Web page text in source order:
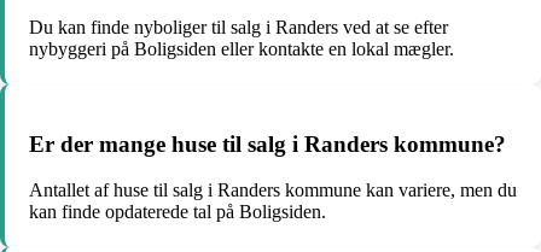
Du kan finde nyboliger til salg i Randers ved at se efter
nybyggeri på Boligsiden eller kontakte en lokal mægler.
Er der mange huse til salg i Randers kommune?
Antallet af huse til salg i Randers kommune kan variere, men du
kan finde opdaterede tal på Boligsiden.